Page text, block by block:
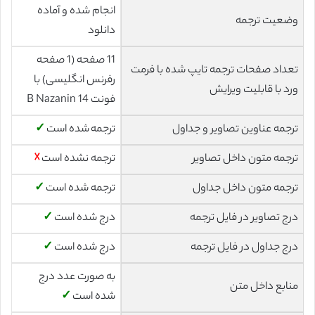
وضعیت ترجمه
انجام شده و آماده
دانلود
تعداد صفحات ترجمه تایپ شده با فرمت
ورد با قابلیت ویرایش
11 صفحه (1 صفحه
رفرنس انگلیسی) با
فونت 14 B Nazanin
ترجمه عناوین تصاویر و جداول
ترجمه شده است ✓
ترجمه متون داخل تصاویر
ترجمه نشده است☓
ترجمه متون داخل جداول
ترجمه شده است ✓
درج تصاویر در فایل ترجمه
درج شده است ✓
درج جداول در فایل ترجمه
درج شده است ✓
منابع داخل متن
به صورت عدد درج
شده است ✓